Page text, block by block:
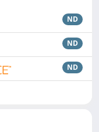
ND
ND
ND